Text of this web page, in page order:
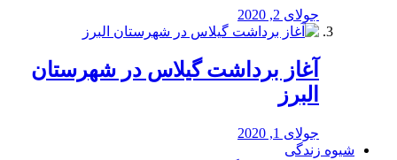
جولای 2, 2020
آغاز برداشت گیلاس در شهرستان
البرز
جولای 1, 2020
شیوه زندگی